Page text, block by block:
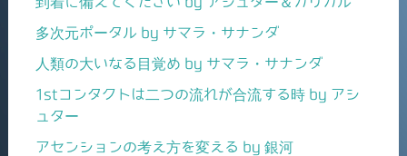
多次元ポータル by サマラ・サナンダ
人類の大いなる目覚め by サマラ・サナンダ
1stコンタクトは二つの流れが合流する時 by アシ
ュター
アセンションの考え方を変える by 銀河